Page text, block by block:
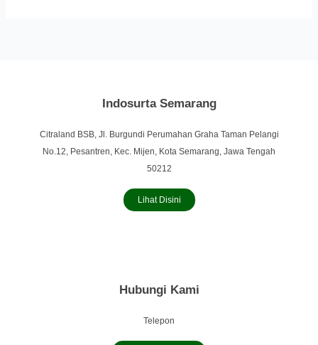
Indosurta Semarang
Citraland BSB, Jl. Burgundi Perumahan Graha Taman Pelangi
No.12, Pesantren, Kec. Mijen, Kota Semarang, Jawa Tengah
50212
Lihat Disini
Hubungi Kami
Telepon